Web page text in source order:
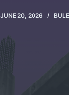
JUNE 20, 2026